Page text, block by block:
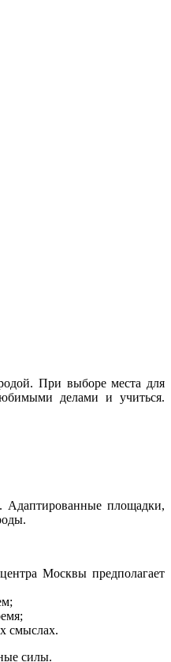
При выборе места для
делами и учиться.
Адаптированные площадки,
Москвы предполагает
смыслах.
силы.